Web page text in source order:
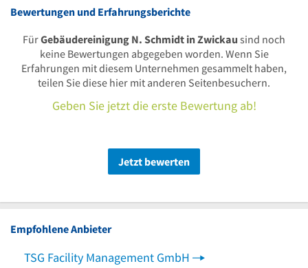
Bewertungen und Erfahrungsberichte
FürGebäudereinigung N. Schmidt in Zwickau sind noch
keine Bewertungen abgegeben worden. Wenn Sie
Erfahrungen mit diesem Unternehmen gesammelt haben,
teilen Sie diese hier mit anderen Seitenbesuchern.
Geben Sie jetzt die erste Bewertung ab!
Jetzt bewerten
Empfohlene Anbieter
TSG Facility Management GmbH